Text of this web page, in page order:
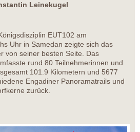
Leinekugel
EUT102 am
Uhr in Samedan zeigte sich das
von seiner besten Seite. Das
rund 80 Teilnehmerinnen und
101.9 Kilometern und 5677
Engadiner Panoramatrails und
zurück.